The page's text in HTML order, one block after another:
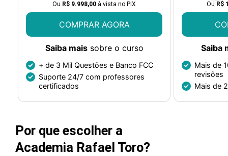
Ou R$ 9.998,00 à vista no PIX
COMPRAR AGORA
Saiba maissobre o curso
+ de 3 Mil Questões e Banco FCC
Suporte 24/7 com professores
certificados
Ou R$
Saiba
Mais de
revisões
Mais de
Por que escolher a
Academia Rafael Toro?